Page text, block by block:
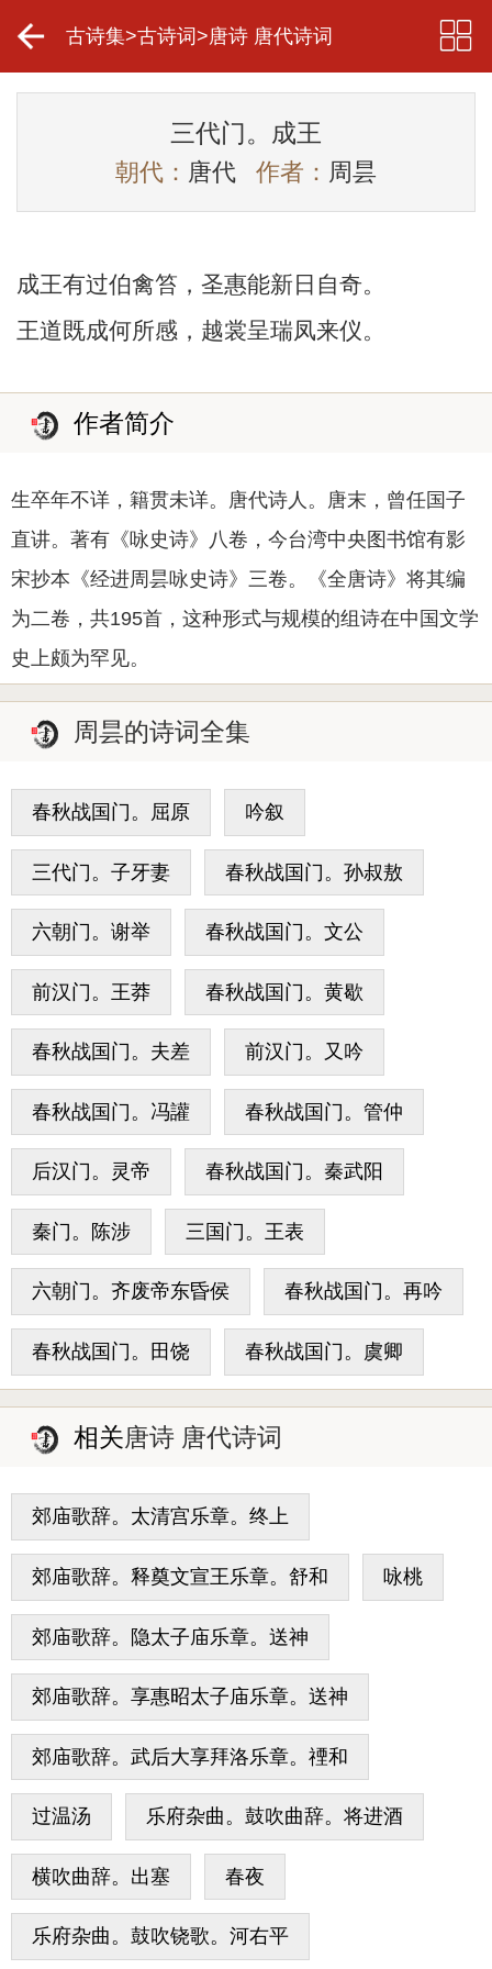
古诗集>古诗词 >唐诗 唐代诗词
三代门。成王
朝代： 唐代 作者： 周昙
成王有过伯禽笞，圣惠能新日自奇。
王道既成何所感，越裳呈瑞凤来仪。
作者简介
生卒年不详，籍贯未详。唐代诗人。唐末，曾任国子
直讲。著有《咏史诗》八卷，今台湾中央图书馆有影
宋抄本《经进周昙咏史诗》三卷。《全唐诗》将其编
为二卷，共195首，这种形式与规模的组诗在中国文学
史上颇为罕见。
周昙的诗词全集
春秋战国门。屈原 吟叙
三代门。子牙妻 春秋战国门。孙叔敖
六朝门。谢举 春秋战国门。文公
前汉门。王莽 春秋战国门。黄歇
春秋战国门。夫差 前汉门。又吟
春秋战国门。冯讙 春秋战国门。管仲
后汉门。灵帝 春秋战国门。秦武阳
秦门。陈涉 三国门。王表
六朝门。齐废帝东昏侯 春秋战国门。再吟
春秋战国门。田饶 春秋战国门。虞卿
相关唐诗 唐代诗词
郊庙歌辞。太清宫乐章。终上
郊庙歌辞。释奠文宣王乐章。舒和 咏桃
郊庙歌辞。隐太子庙乐章。送神
郊庙歌辞。享惠昭太子庙乐章。送神
郊庙歌辞。武后大享拜洛乐章。禋和
过温汤 乐府杂曲。鼓吹曲辞。将进酒
横吹曲辞。出塞 春夜
乐府杂曲。鼓吹铙歌。河右平